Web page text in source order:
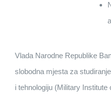
Vlada Narodne Republike
slobodna mjesta za
i tehnologiju (Military